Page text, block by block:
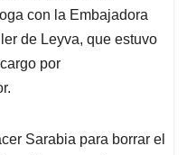
con la Embajadora
de Leyva, que estuvo
por
Sarabia para borrar el